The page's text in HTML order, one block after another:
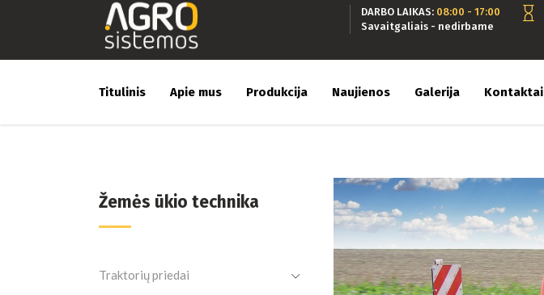
DARBO LAIKAS: 08:00 - 17:00
Savaitgaliais - nedirbame
Titulinis Apie mus Produkcija Naujienos Galerija Kontaktai
Žemės ūkio technika
Traktorių priedai